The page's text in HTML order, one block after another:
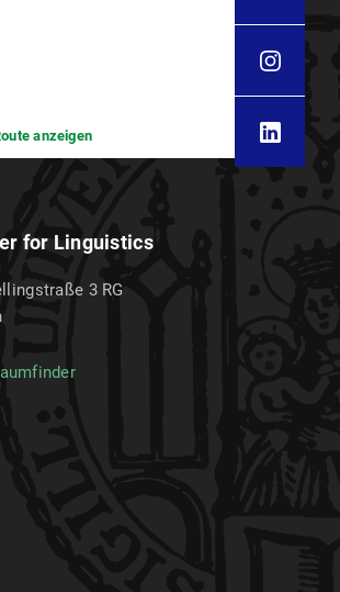
anzeigen
for Linguistics
3 RG